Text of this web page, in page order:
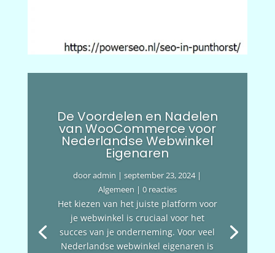
De Voordelen en Nadelen
van WooCommerce voor
Nederlandse Webwinkel
Eigenaren
dooradmin |september 23, 2024|
Algemeen | 0 reacties
Het kiezen van het juiste platform voor
je webwinkel is cruciaal voor het
succes van je onderneming. Voor veel
Nederlandse webwinkel eigenaren is